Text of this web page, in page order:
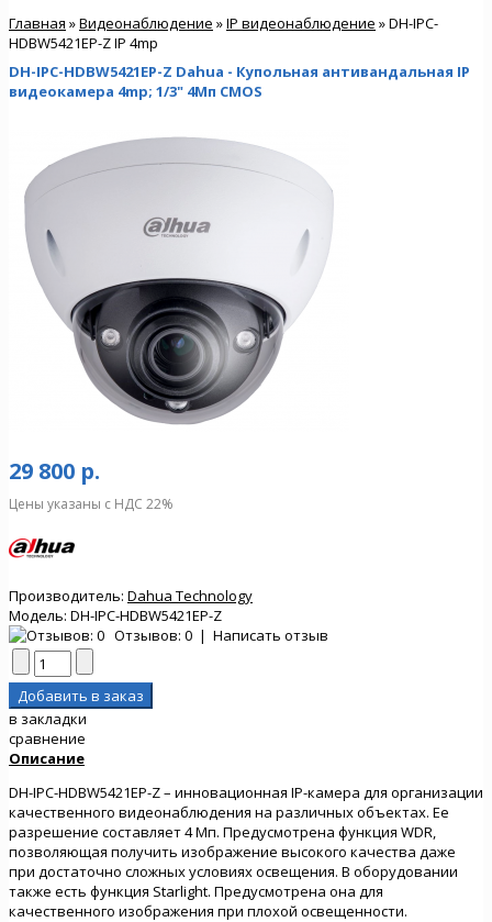
Главная »Видеонаблюдение »IP видеонаблюдение » DH-IPC-
HDBW5421EP-Z IP 4mp
DH-IPC-HDBW5421EP-Z Dahua - Купольная антивандальная IP
видеокамера 4mp; 1/3" 4Mп CMOS
29 800 р.
Цены указаны с НДС 22%
Производитель: Dahua Technology
Модель: DH-IPC-HDBW5421EP-Z
Отзывов: 0 | Написать отзыв
в закладки
сравнение
Описание
DH-IPC-HDBW5421EP-Z – инновационная IP-камера для организации
качественного видеонаблюдения на различных объектах. Ее
разрешение составляет 4 Мп. Предусмотрена функция WDR,
позволяющая получить изображение высокого качества даже
при достаточно сложных условиях освещения. В оборудовании
также есть функция Starlight. Предусмотрена она для
качественного изображения при плохой освещенности.